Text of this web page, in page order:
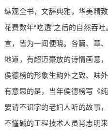
纵观全书，文辞典雅，华美精
花费数年“吃透”之后的自然吞
言，皆为一闻便晓。各篇、章
地道，有超迈豪放的诗情画意
侯德榜的形象生韵外之致、味外
有意思的是，当年侯德榜写《
要请不识字的老妇人听的故事
不懂碱的工程技术人员肖志明